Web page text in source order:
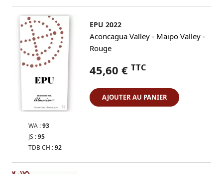
WA :93
JS :95
TDB CH :92
EPU 2022
Aconcagua Valley - Maipo Valley -
Rouge
45,60 € TTC
AJOUTER AU PANIER